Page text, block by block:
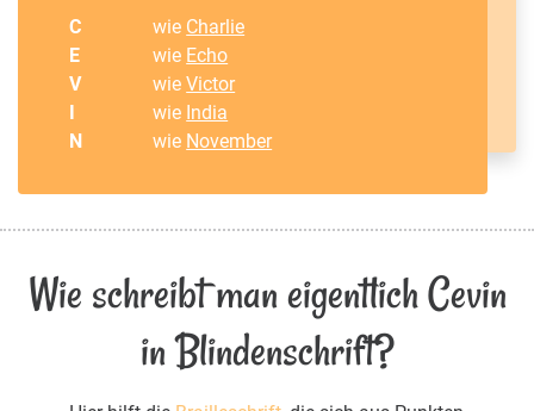
C wie Charlie
E
wie Echo
V
wieVictor
I
wie India
N
wie November
Wie schreibt man eigentlich Cevin
in Blindenschrift?